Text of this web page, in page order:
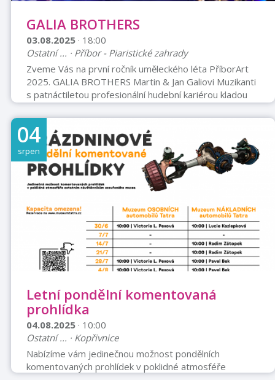
GALIA BROTHERS
03.08.2025 · 18:00
Ostatní ... · Příbor - Piaristické zahrady
Zveme Vás na první ročník uměleckého léta PříborArt
2025. GALIA BROTHERS Martin & Jan Galiovi Muzikanti
s patnáctiletou profesionální hudební kariérou kladou
důraz na kvalitu produkce a na kvalitu zábavy. Vystoupí
v našlapané partě energických lidí. Svou živelnou
muzikou Vás podnítí k tancování či jiným příjemnostem.
Máte párty? My jsme párty! Energie, čiré muzikantství
a radost z toho, co se děje. Kapela, která je zároveň
posilovnou, mužským kruhem, rodinou, terapeutickou
skupinou a zás ...
04
srpen
Letní pondělní komentovaná
prohlídka
04.08.2025 · 10:00
Ostatní ... · Kopřivnice
Nabízíme vám jedinečnou možnost pondělních
komentovaných prohlídek v poklidné atmosféře